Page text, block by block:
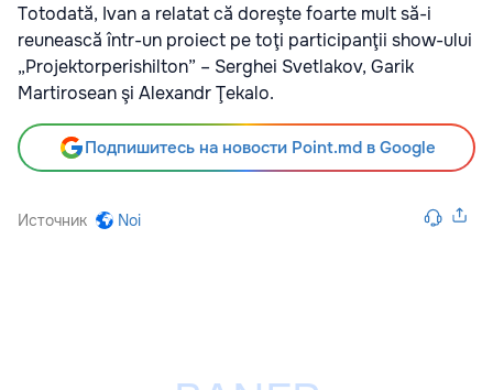
Totodată, Ivan a relatat că doreşte foarte mult să-i
reunească într-un proiect pe toţi participanţii show-ului
„Projektorperishilton” – Serghei Svetlakov, Garik
Martirosean şi Alexandr Ţekalo.
Подпишитесь на новости Point.md в Google
Источник Noi